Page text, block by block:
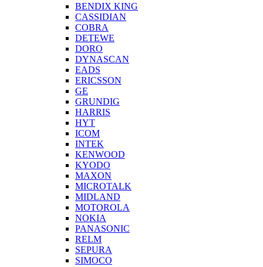
BENDIX KING
CASSIDIAN
COBRA
DETEWE
DORO
DYNASCAN
EADS
ERICSSON
GE
GRUNDIG
HARRIS
HYT
ICOM
INTEK
KENWOOD
KYODO
MAXON
MICROTALK
MIDLAND
MOTOROLA
NOKIA
PANASONIC
RELM
SEPURA
SIMOCO